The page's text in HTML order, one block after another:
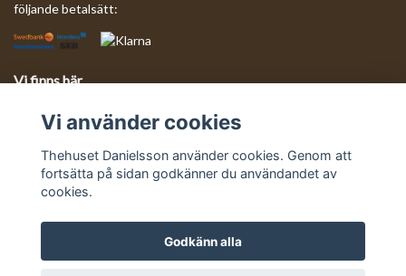
följande betalsätt:
Vi finns här
Mejla oss så svarar vi så fort vi kan!
Vi använder cookies
Thehuset Danielsson använder cookies. Genom att
fortsätta på sidan godkänner du användandet av
cookies.
Godkänn alla